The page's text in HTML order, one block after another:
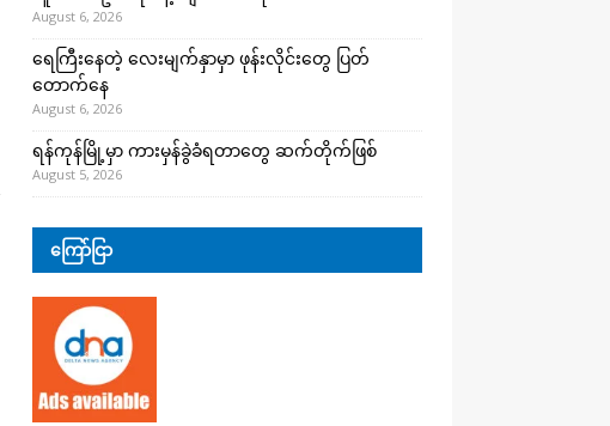
August 6, 2026
ရေကြီးနေတဲ့ လေးမျက်နှာမှာ ဖုန်းလိုင်းတွေ ပြတ်
တောက်နေ
August 6, 2026
ရန်ကုန်မြို့မှာ ကားမှန်ခွဲခံရတာတွေ ဆက်တိုက်ဖြစ်
August 5, 2026
ကြော်ငြာ